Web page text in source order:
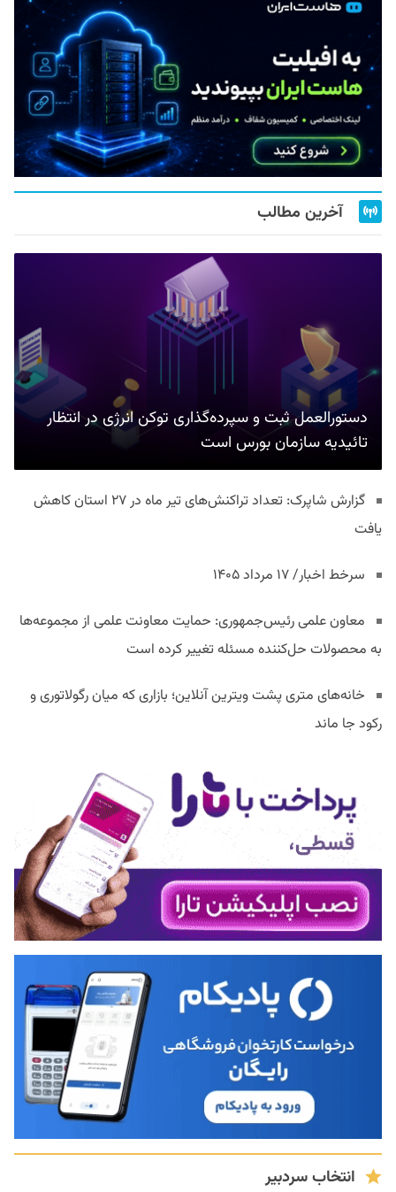
آخرین مطالب
دستورالعمل ثبت و سپرده‌گذاری توکن انرژی در انتظار
تائیدیه سازمان بورس است
گزارش شاپرک: تعداد تراکنش‌های تیر ماه در ۲۷ استان‌ کاهش
یافت
سرخط اخبار/ ۱۷ مرداد ۱۴۰۵
معاون علمی رئیس‌جمهوری: حمایت معاونت علمی از مجموعه‌ها
به محصولات حل‌کننده مسئله تغییر کرده است
خانه‌های متری پشت ویترین آنلاین؛ بازاری که میان رگولاتوری و
رکود جا ماند
انتخاب سردبیر